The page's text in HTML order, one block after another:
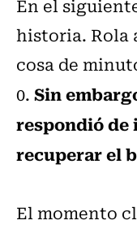
En el
historia. Rola
cosa de
0.Sin
respondió
recuperar el
El momento